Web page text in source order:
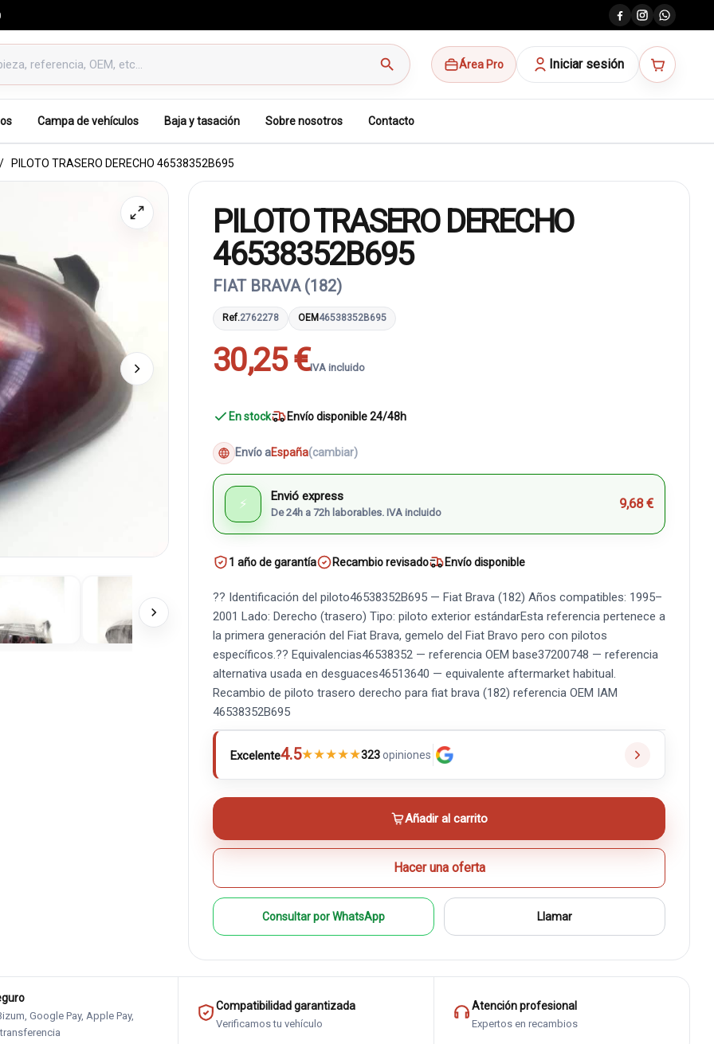
search Área Pro Iniciar sesión
Campa de vehículos Baja y tasación Sobre nosotros Contacto
PILOTO TRASERO DERECHO 46538352B695
PILOTO TRASERO DERECHO
46538352B695
FIAT BRAVA (182)
Ref.2762278 OEM 46538352B695
30,25 €IVA incluido
En stock Envío disponible 24/48h
Envío aEspaña(cambiar)
⚡ Envió express
De 24h a 72h laborables. IVA incluido
9,68 €
1 año de garantía Recambio revisado Envío disponible
?? Identificación del piloto46538352B695 — Fiat Brava (182) Años compatibles: 1995–
2001 Lado: Derecho (trasero) Tipo: piloto exterior estándarEsta referencia pertenece a
la primera generación del Fiat Brava, gemelo del Fiat Bravo pero con pilotos
específicos.?? Equivalencias46538352 — referencia OEM base37200748 — referencia
alternativa usada en desguaces46513640 — equivalente aftermarket habitual.
Recambio de piloto trasero derecho para fiat brava (182) referencia OEM IAM
46538352B695
Excelente4.5★★★★★323opiniones
Añadir al carrito
Hacer una oferta
Consultar por WhatsApp Llamar
Google Pay, Apple Pay,
transferencia
Compatibilidad garantizada
Verificamos tu vehículo
Atención profesional
Expertos en recambios